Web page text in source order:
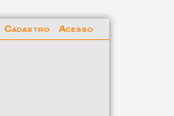
Cadastro Acesso